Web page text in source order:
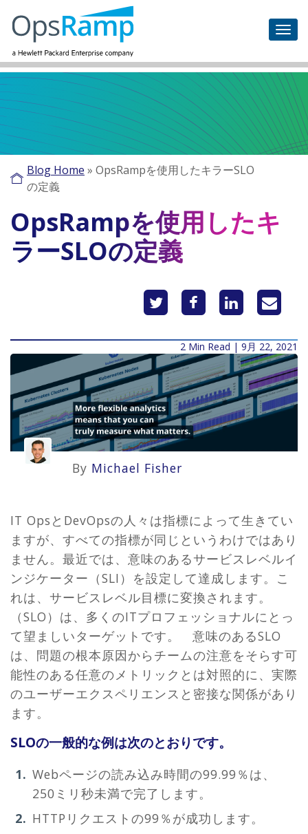
Blog Home » OpsRampを使用したキラーSLO
の定義
OpsRampを使用したキ
ラーSLOの定義
2 Min Read | 9月 22, 2021
By Michael Fisher
IT OpsとDevOpsの人々は指標によって生きてい
ますが、すべての指標が同じというわけではあり
ません。最近では、意味のあるサービスレベルイ
ンジケーター（SLI）を設定して達成します。こ
れは、サービスレベル目標に変換されます。
（SLO）は、多くのITプロフェッショナルにとっ
て望ましいターゲットです。 意味のあるSLO
は、問題の根本原因からチームの注意をそらす可
能性のある任意のメトリックとは対照的に、実際
のユーザーエクスペリエンスと密接な関係があり
ます。
SLOの一般的な例は次のとおりです。
Webページの読み込み時間の99.99％は、
250ミリ秒未満で完了します。
HTTPリクエストの99％が成功します。